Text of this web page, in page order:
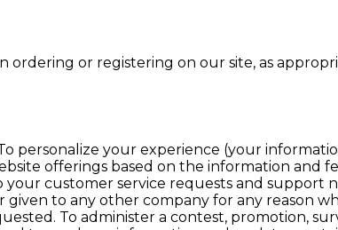
or registering on our site, as
personalize your experience (your
offerings based on the information and
customer service requests and support
to any other company for any reason
To administer a contest, promotion,